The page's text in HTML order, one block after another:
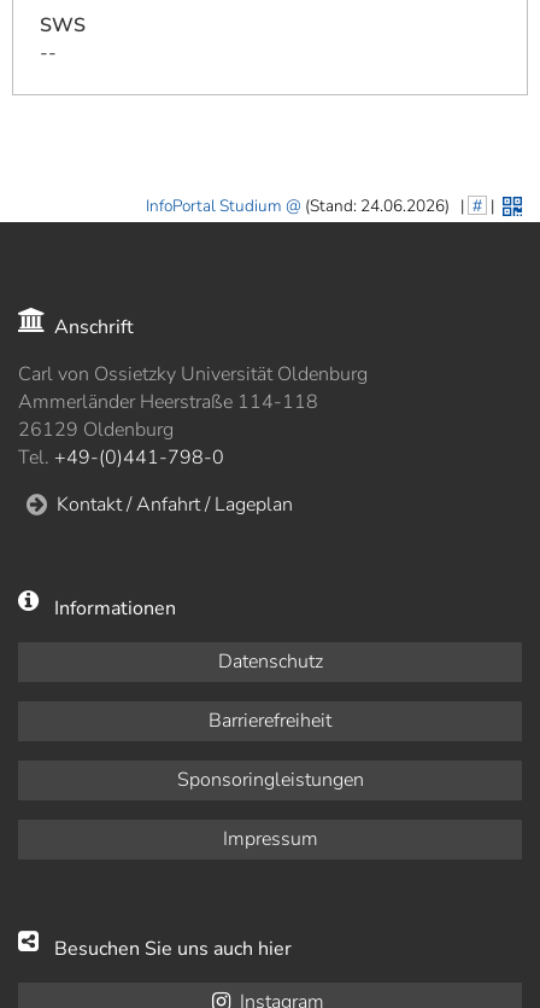
SWS
--
InfoPortal Studium (Stand: 24.06.2026) | # |
Anschrift
Carl von Ossietzky Universität Oldenburg
Ammerländer Heerstraße 114-118
26129 Oldenburg
Tel. +49-(0)441-798-0
Kontakt / Anfahrt / Lageplan
Informationen
Datenschutz
Barrierefreiheit
Sponsoringleistungen
Impressum
Besuchen Sie uns auch hier
Instagram